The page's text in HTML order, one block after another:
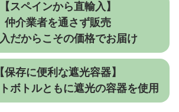
【スペインから直輸入】
仲介業者を通さず販売
だからこその価格でお届け
【保存に便利な遮光容器】
ボトルともに遮光の容器を使用